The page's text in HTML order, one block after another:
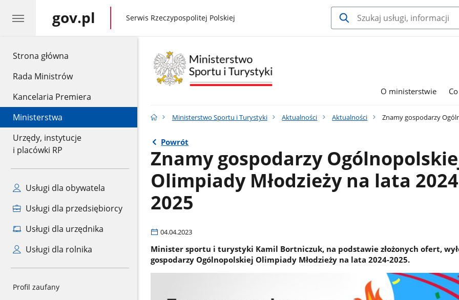
Strona główna
Rada Ministrów
Kancelaria Premiera
Ministerstwa
Urzędy, instytucje
i placówki RP
Usługi dla obywatela
Usługi dla przedsiębiorcy
Usługi dla urzędnika
Usługi dla rolnika
Profil zaufany
gov.pl gov.pl
Serwis Rzeczypospolitej Polskiej
O ministerstwie
Ministerstwo Sportu i Turystyki Aktualności Aktualności Znamy gospodarzy
Powrót
Znamy gospodarzy
Olimpiady Młodzieży na lata
2025
04.04.2023
Minister sportu i turystyki Kamil Bortniczuk, na podstawie złożonych ofert,
gospodarzy Ogólnopolskiej Olimpiady Młodzieży na lata 2024-2025.